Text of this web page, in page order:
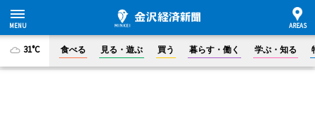
31°C 食べる 見る・遊ぶ 買う 暮らす・働く 学ぶ・知る